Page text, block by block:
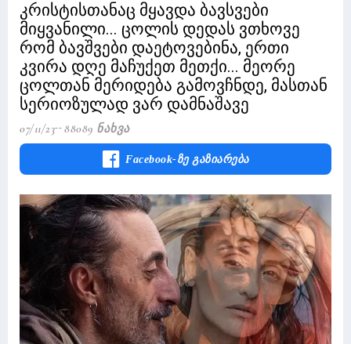
კრისტისთანაც მყავდა ბავსვები
მიყვანილი... ცოლის დედას ვთხოვე
რომ ბავშვები დაეტოვებინა, ერთი
კვირა დღე მაჩუქეთ მეთქი... მეორე
ცოლთან მერიდება გამოვჩნდე, მასთან
სერიოზულად ვარ დამნაშავე
07/11/23 88089 Ნახვა
Facebook-Ზე Გაზიარება